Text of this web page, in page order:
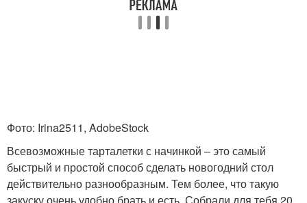
Тарталетки с печенью Тарталетки с начинкой
Фото: Irina2511, AdobeStock
Всевозможные тарталетки с начинкой – это самый
быстрый и простой способ сделать новогодний стол
действительно разнообразным. Тем более, что такую
закуску очень удобно брать и есть. Собрали для тебя 20